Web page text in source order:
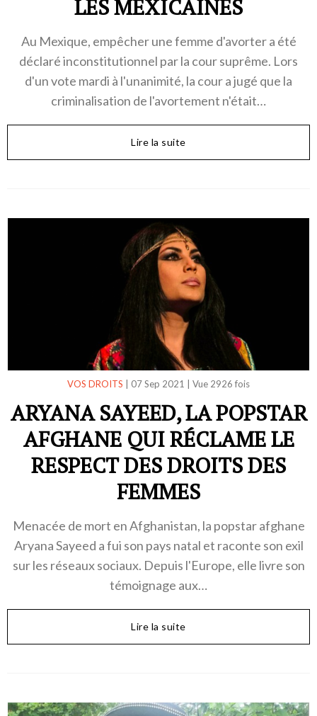
LES MEXICAINES
Au Mexique, empêcher une femme d'avorter a été
déclaré inconstitutionnel par la cour suprême. Lors
d'un vote mardi à l'unanimité, la cour a jugé que la
criminalisation de l'avortement n'était…
Lire la suite
VOS DROITS 07 Sep 2021 Vue 2926 fois
ARYANA SAYEED, LA POPSTAR
AFGHANE QUI RÉCLAME LE
RESPECT DES DROITS DES
FEMMES
Menacée de mort en Afghanistan, la popstar afghane
Aryana Sayeed a fui son pays natal et raconte son exil
sur les réseaux sociaux. Depuis l'Europe, elle livre son
témoignage aux…
Lire la suite